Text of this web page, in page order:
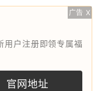
广告 X
用户注册即领专属福
官网地址